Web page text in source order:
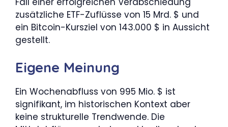
zusätzliche ETF-Zuflüsse von 15 Mrd. $ und
ein Bitcoin-Kursziel von 143.000 $ in Aussicht
gestellt.
Eigene Meinung
Ein Wochenabfluss von 995 Mio. $ ist
signifikant, im historischen Kontext aber
keine strukturelle Trendwende. Die